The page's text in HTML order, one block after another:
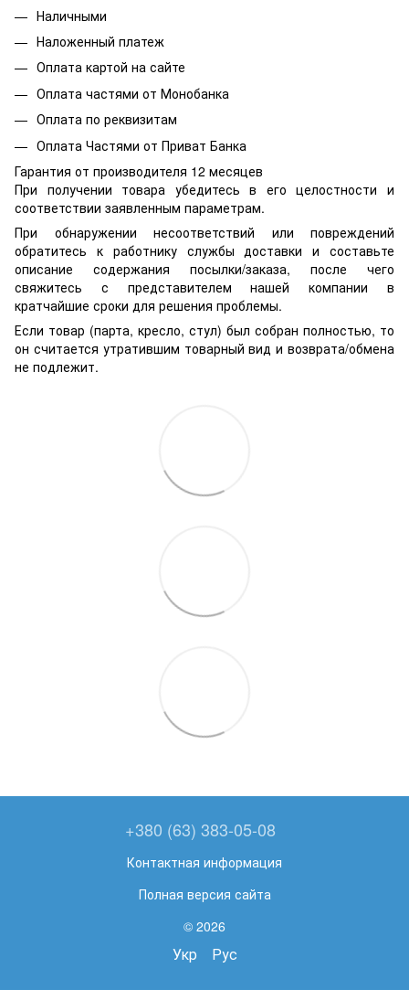
Наличными
Наложенный платеж
Оплата картой на сайте
Оплата частями от Монобанка
Оплата по реквизитам
Оплата Частями от Приват Банка
Гарантия от производителя 12 месяцев
При получении товара убедитесь в его целостности и
соответствии заявленным параметрам.
При обнаружении несоответствий или повреждений
обратитесь к работнику службы доставки и составьте
описание содержания посылки/заказа, после чего
свяжитесь с представителем нашей компании в
кратчайшие сроки для решения проблемы.
Если товар (парта, кресло, стул) был собран полностью, то
он считается утратившим товарный вид и возврата/обмена
не подлежит.
+380 (63) 383-05-08
Контактная информация
Полная версия сайта
© 2026
Укр Рус